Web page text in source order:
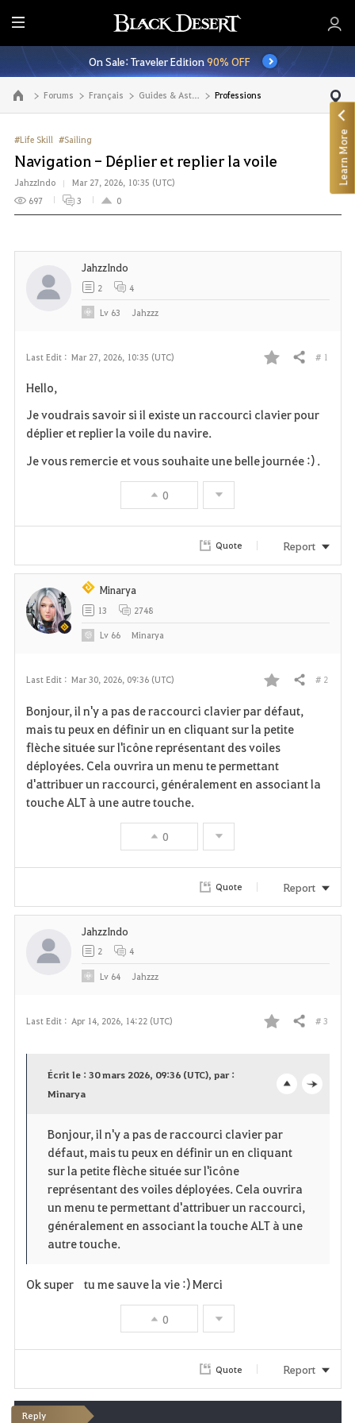
E
n
t
i
r
M
e
n
u
On Sale: Traveler Edition90% OFF
Go to the main page Forums Français Guides & Astuces Professions
#Life Skill #Sailing
Navigation - Déplier et replier la voile
JahzzIndo
Mar 27, 2026, 10:35 (UTC)
697
3 0
Last Edit : Mar 27, 2026, 10:35 (UTC)
F
o
i
Share # 1
Hello,
Je voudrais savoir si il existe un raccourci clavier pour
déplier et replier la voile du navire.
Je vous remercie et vous souhaite une belle journée :) .
0
JahzzIndo
2 4
Lv 63 Jahzzz
Quote Report
Last Edit : Mar 30, 2026, 09:36 (UTC)
F
a
v
o
e
Share # 2
Bonjour, il n'y a pas de raccourci clavier par défaut,
mais tu peux en définir un en cliquant sur la petite
flèche située sur l'icône représentant des voiles
déployées. Cela ouvrira un menu te permettant
d'attribuer un raccourci, généralement en associant la
touche ALT à une autre touche.
0
Minarya
13 2748
Lv 66 Minarya
Quote Report
Last Edit : Apr 14, 2026, 14:22 (UTC)
F
o
r
i
t
Share # 3
e
n
Écrit le : 30 mars 2026, 09:36 (UTC), par :
Minarya
Bonjour, il n'y a pas de raccourci clavier par
défaut, mais tu peux en définir un en cliquant
sur la petite flèche située sur l'icône
représentant des voiles déployées. Cela ouvrira
un menu te permettant d'attribuer un raccourci,
généralement en associant la touche ALT à une
autre touche.
Ok super tu me sauve la vie :) Merci
0
JahzzIndo
2 4
Lv 64 Jahzzz
Quote Report
Reply
Learn More